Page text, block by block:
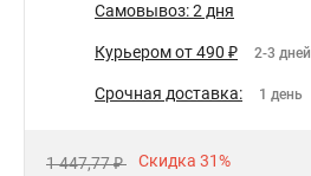
Самовывоз: 2 дня
Курьером от 490 ₽ 2-3 дней
Срочная доставка: 1 день
1 447,77 ₽ Скидка 31%